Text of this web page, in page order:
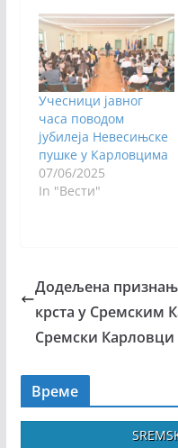
Учесници јавног
часа поводом
јубилеја Невесињске
пушке у Карловцима
07/06/2025
In "Вести"
Додељена
крста у Сремским
Сремски
Време